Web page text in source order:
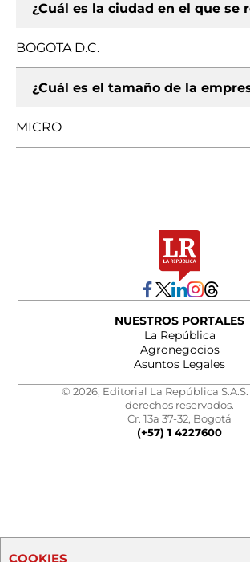
¿Cuál es la ciudad en el que se
BOGOTA D.C.
¿Cuál es el tamaño de la
MICRO
NUESTROS PORTALES
La República
Agronegocios
Asuntos Legales
© 2026, Editorial La República S.A.S.
derechos reservados.
Cr. 13a 37-32, Bogotá
(+57) 1 4227600
COOKIES